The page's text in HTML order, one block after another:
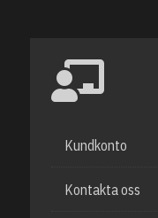
Kundkonto
Kontakta oss